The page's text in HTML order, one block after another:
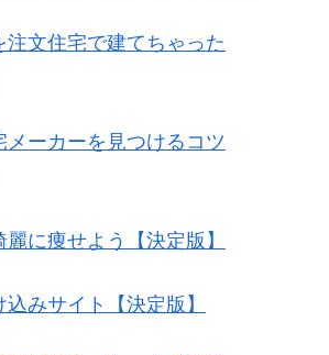
注文住宅で建てちゃった
メーカーを見つけるコツ
に痩せよう【決定版】
みサイト【決定版】